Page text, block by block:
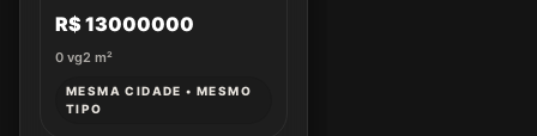
R$ 13000000
0 vg2 m²
MESMA CIDADE • MESMO
TIPO